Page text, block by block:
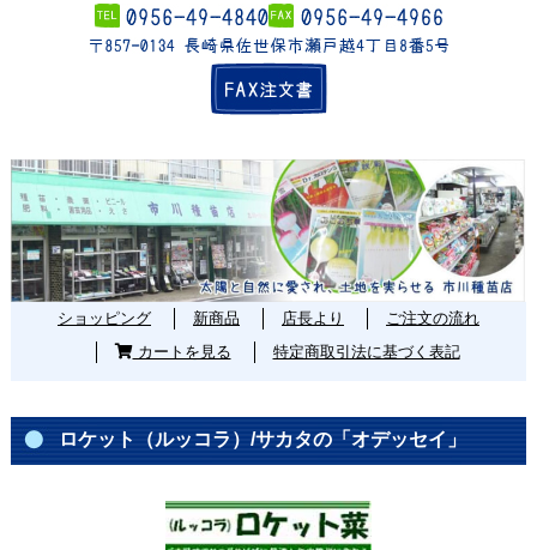
ショッピング 新商品 店長より
ご注文の流れ
カートを見る
特定商取引法に基づく表記
ロケット（ルッコラ）/サカタの「オデッセイ」